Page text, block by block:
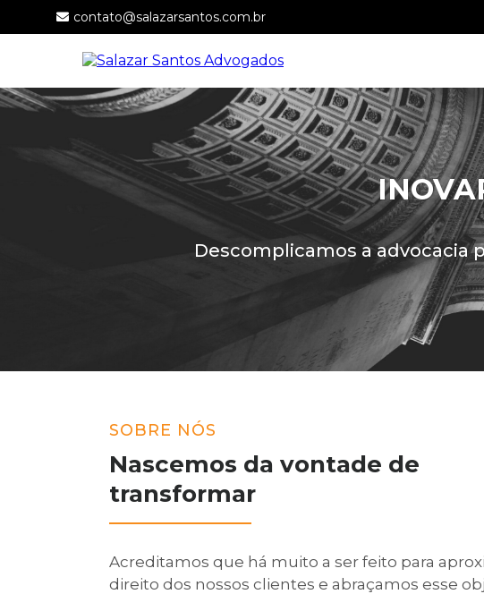
contato@salazarsantos.com.br
Descomplicamos a advocacia
SOBRE NÓS
Nascemos da vontade de
transformar
Acreditamos que há muito a ser feito para
direito dos nossos clientes e abraçamos esse